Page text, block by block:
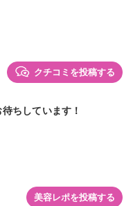
クチコミを投稿する
ちしています！
美容レポを投稿する